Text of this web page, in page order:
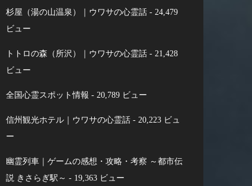
杉屋（湯の山温泉）｜ウワサの心霊話 - 24,479
ビュー
トトロの森（所沢）｜ウワサの心霊話 - 21,428
ビュー
全国心霊スポット情報 - 20,789 ビュー
信州観光ホテル｜ウワサの心霊話 - 20,223 ビュ
ー
幽霊列車｜ゲームの感想・攻略・考察 ～都市伝
説 きさらぎ駅～ - 19,363 ビュー